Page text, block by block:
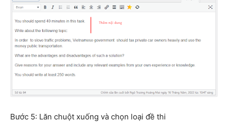
Bước 5: Lăn chuột xuống và chọn loại đề thi